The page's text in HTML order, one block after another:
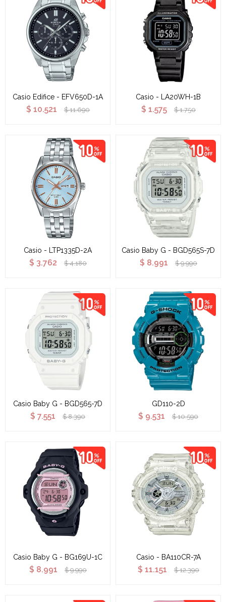
Casio Edifice - EFV650D-1A
$ 10.521 $ 11.690
Casio - LA20WH-1B
$ 1.575 $ 1.750
Casio - LTP1335D-2A
$ 3.762 $ 4.180
Casio Baby G - BGD565S-7D
$ 8.991 $ 9.990
Casio Baby G - BGD565-7D
$ 7.551 $ 8.390
GD110-2D
$ 9.531 $ 10.590
Casio Baby G - BG169U-1C
$ 8.991 $ 9.990
Casio - BA110CR-7A
$ 11.151 $ 12.390